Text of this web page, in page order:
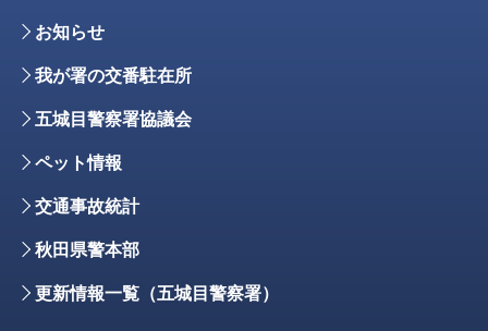
お知らせ
我が署の交番駐在所
五城目警察署協議会
ペット情報
交通事故統計
秋田県警本部
更新情報一覧（五城目警察署）